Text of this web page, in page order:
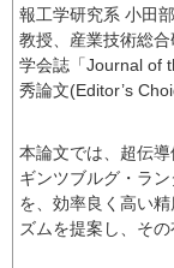
報工学研究系 小田
教授、産業技術総
学会誌「Journal of
秀論文(Editor’s
本論文では、超伝
ギンツブルグ・ラ
を、効率良く高い
ズムを提案し、そ